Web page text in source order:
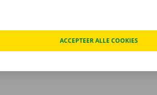
ACCEPTEER ALLE COOKIES